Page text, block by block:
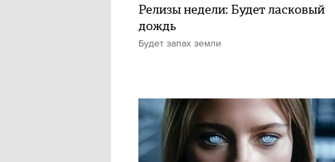
Релизы недели: Будет ласковый
дождь
Будет запах земли